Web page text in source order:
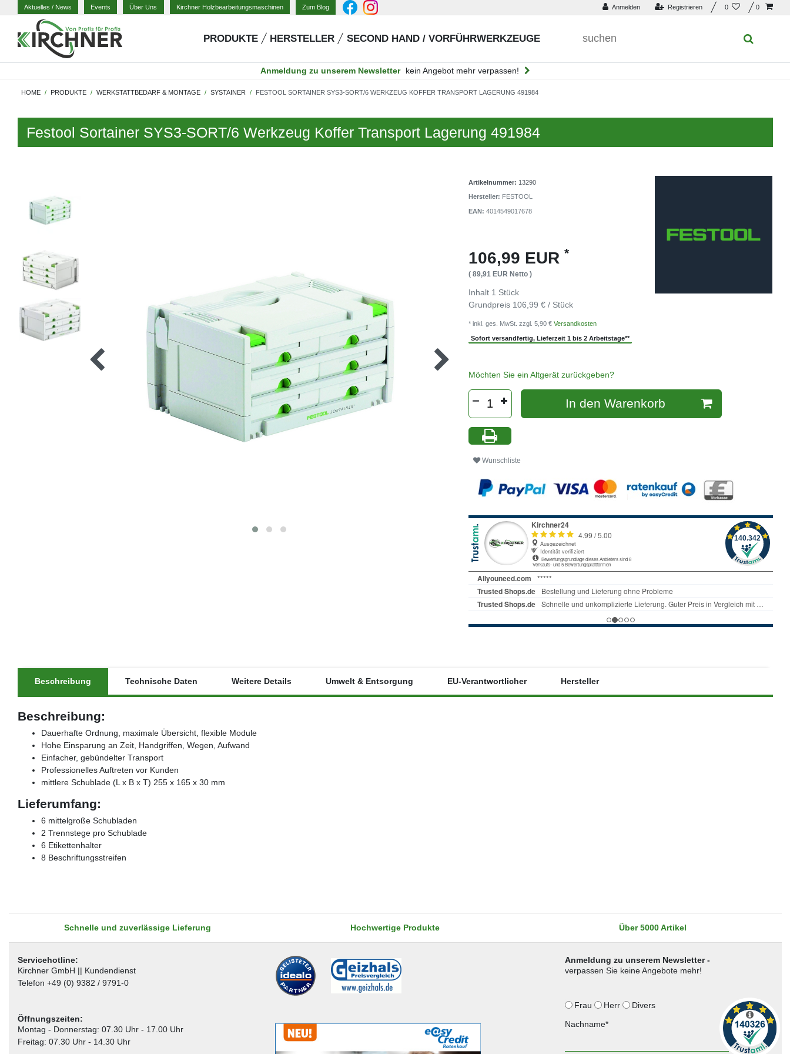
Anmelden Registrieren 0 0
Aktuelles / News Events Über Uns Kirchner Holzbearbeitungsmaschinen Zum Blog
PRODUKTE HERSTELLER SECOND HAND / VORFÜHRWERKZEUGE
Anmeldung zu unserem Newsletter kein Angebot mehr verpassen!
HOME PRODUKTE WERKSTATTBEDARF & MONTAGE SYSTAINER FESTOOL SORTAINER SYS3-SORT/6 WERKZEUG KOFFER TRANSPORT LAGERUNG 491984
Festool Sortainer SYS3-SORT/6 Werkzeug Koffer Transport Lagerung 491984
Artikelnummer: 13290
Hersteller: FESTOOL
EAN: 4014549017678
106,99 EUR *
( 89,91 EUR Netto )
Inhalt 1 Stück
Grundpreis 106,99 € / Stück
* inkl. ges. MwSt. zzgl. 5,90 € Versandkosten
Sofort versandfertig, Lieferzeit 1 bis 2 Arbeitstage**
Möchten Sie ein Altgerät zurückgeben?
In den Warenkorb
Wunschliste
Beschreibung Technische Daten Weitere Details Umwelt & Entsorgung EU-Verantwortlicher Hersteller
Beschreibung:
Dauerhafte Ordnung, maximale Übersicht, flexible Module
Hohe Einsparung an Zeit, Handgriffen, Wegen, Aufwand
Einfacher, gebündelter Transport
Professionelles Auftreten vor Kunden
mittlere Schublade (L x B x T) 255 x 165 x 30 mm
Lieferumfang:
6 mittelgroße Schubladen
2 Trennstege pro Schublade
6 Etikettenhalter
8 Beschriftungsstreifen
Schnelle und zuverlässige Lieferung Hochwertige Produkte Über 5000 Artikel
Servicehotline:
Kirchner GmbH || Kundendienst
Telefon +49 (0) 9382 / 9791-0
Öffnungszeiten:
Montag - Donnerstag: 07.30 Uhr - 17.00 Uhr
Freitag: 07.30 Uhr - 14.30 Uhr
Anmeldung zu unserem Newsletter -
verpassen Sie keine Angebote mehr!
Frau Herr
Divers
Nachname*